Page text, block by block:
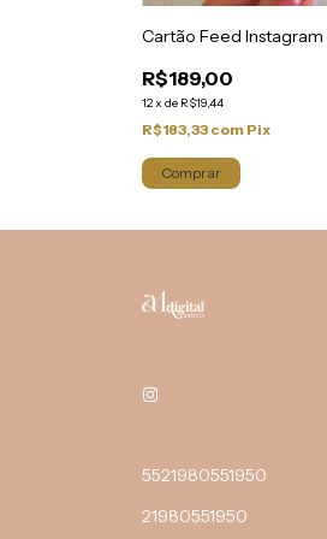
Cartão Feed Instagram
R$189,00
12x de R$19,44
R$183,33 com Pix
Comprar
5521980551950
21980551950